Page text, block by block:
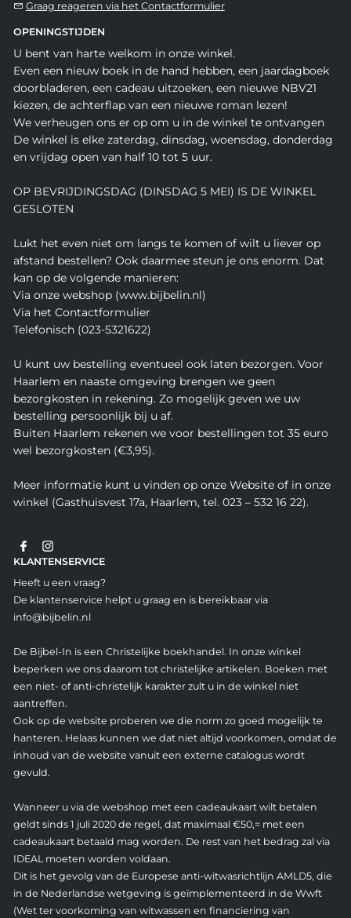
Graag reageren via het Contactformulier
OPENINGSTIJDEN
U bent van harte welkom in onze winkel.
Even een nieuw boek in de hand hebben, een jaardagboek
doorbladeren, een cadeau uitzoeken, een nieuwe NBV21
kiezen, de achterflap van een nieuwe roman lezen!
We verheugen ons er op om u in de winkel te ontvangen
De winkel is elke zaterdag, dinsdag, woensdag, donderdag
en vrijdag open van half 10 tot 5 uur.
OP BEVRIJDINGSDAG (DINSDAG 5 MEI) IS DE WINKEL
GESLOTEN
Lukt het even niet om langs te komen of wilt u liever op
afstand bestellen? Ook daarmee steun je ons enorm. Dat
kan op de volgende manieren:
Via onze webshop (www.bijbelin.nl)
Via het Contactformulier
Telefonisch (023-5321622)
U kunt uw bestelling eventueel ook laten bezorgen. Voor
Haarlem en naaste omgeving brengen we geen
bezorgkosten in rekening. Zo mogelijk geven we uw
bestelling persoonlijk bij u af.
Buiten Haarlem rekenen we voor bestellingen tot 35 euro
wel bezorgkosten (€3,95).
Meer informatie kunt u vinden op onze Website of in onze
winkel (Gasthuisvest 17a, Haarlem, tel. 023 – 532 16 22).
KLANTENSERVICE
Heeft u een vraag?
De klantenservice helpt u graag en is bereikbaar via
info@bijbelin.nl
De Bijbel-In is een Christelijke boekhandel. In onze winkel
beperken we ons daarom tot christelijke artikelen. Boeken met
een niet- of anti-christelijk karakter zult u in de winkel niet
aantreffen.
Ook op de website proberen we die norm zo goed mogelijk te
hanteren. Helaas kunnen we dat niet altijd voorkomen, omdat de
inhoud van de website vanuit een externe catalogus wordt
gevuld.
Wanneer u via de webshop met een cadeaukaart wilt betalen
geldt sinds 1 juli 2020 de regel, dat maximaal €50,= met een
cadeaukaart betaald mag worden. De rest van het bedrag zal via
IDEAL moeten worden voldaan.
Dit is het gevolg van de Europese anti-witwasrichtlijn AMLD5, die
in de Nederlandse wetgeving is geïmplementeerd in de Wwft
(Wet ter voorkoming van witwassen en financiering van